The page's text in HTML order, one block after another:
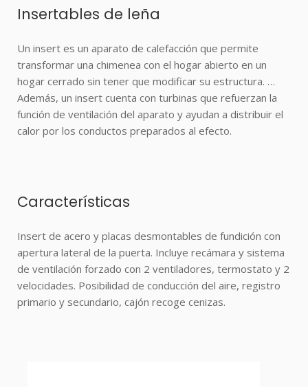
Insertables de leña
Un insert es un aparato de calefacción que permite
transformar una chimenea con el hogar abierto en un
hogar cerrado sin tener que modificar su estructura. …
Además, un insert cuenta con turbinas que refuerzan la
función de ventilación del aparato y ayudan a distribuir el
calor por los conductos preparados al efecto.
Características
Insert de acero y placas desmontables de fundición con
apertura lateral de la puerta. Incluye recámara y sistema
de ventilación forzado con 2 ventiladores, termostato y 2
velocidades. Posibilidad de conducción del aire, registro
primario y secundario, cajón recoge cenizas.